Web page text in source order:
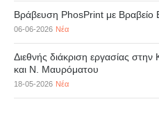
Βράβευση PhosPrint με
06-06-2026 Νέα
Διεθνής διάκριση εργασίας
και Ν. Μαυρόματου
18-05-2026 Νέα